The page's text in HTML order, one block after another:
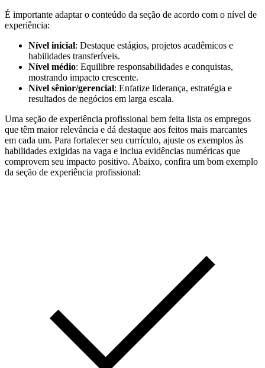
É importante adaptar o conteúdo da seção de acordo com o nível de
experiência:
Nível inicial: Destaque estágios, projetos acadêmicos e
habilidades transferíveis.
Nível médio: Equilibre responsabilidades e conquistas,
mostrando impacto crescente.
Nível sênior/gerencial: Enfatize liderança, estratégia e
resultados de negócios em larga escala.
Uma seção de experiência profissional bem feita lista os empregos
que têm maior relevância e dá destaque aos feitos mais marcantes
em cada um. Para fortalecer seu currículo, ajuste os exemplos às
habilidades exigidas na vaga e inclua evidências numéricas que
comprovem seu impacto positivo. Abaixo, confira um bom exemplo
da seção de experiência profissional: